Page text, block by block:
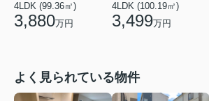
4LDK (99.36㎡)
3,880万円
4LDK (100.19㎡)
3,499万円
よく見られている物件